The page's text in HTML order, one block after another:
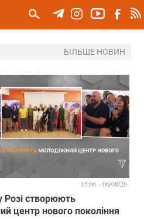
БІЛЬШЕ НОВИН
Розі створюють
центр нового покоління
15:06 - 06/08/26